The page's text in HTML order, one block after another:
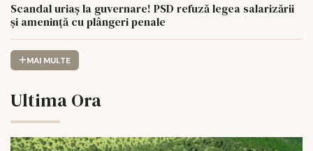
Scandal uriaș la guvernare! PSD refuză legea salarizării
și amenință cu plângeri penale
MAI MULTE
Ultima Ora